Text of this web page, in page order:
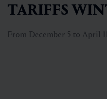
TARIFFS
From December 5 to April 11